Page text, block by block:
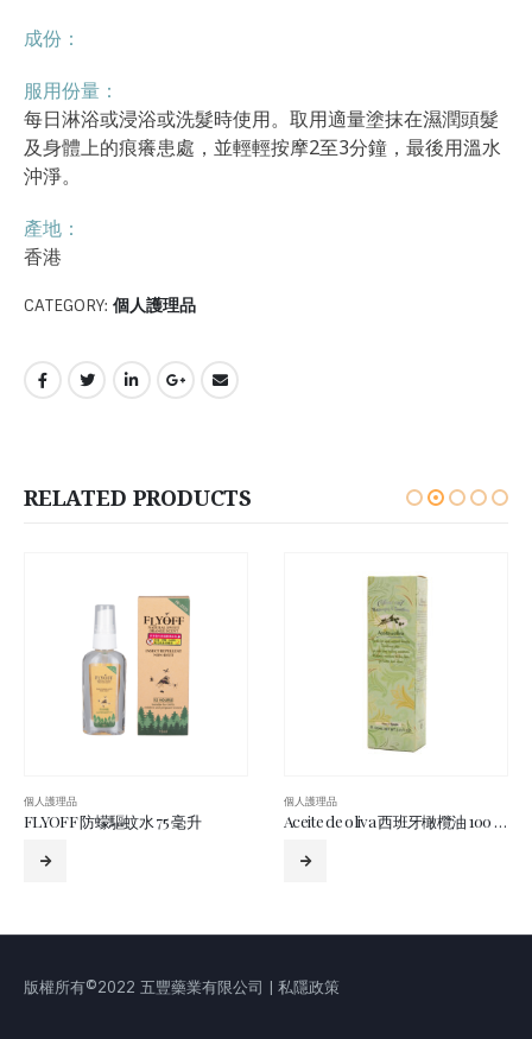
成份：
服用份量：
每日淋浴或浸浴或洗髮時使用。取用適量塗抹在濕潤頭髮
及身體上的痕癢患處，並輕輕按摩2至3分鐘，最後用溫水
沖淨。
產地：
香港
CATEGORY: 個人護理品
RELATED PRODUCTS
個人護理品
FLYOFF 防蠓驅蚊水 75 毫升
個人護理品
Aceite de oliva 西班牙橄欖油 100 毫升 (綠)
版權所有©2022 五豐藥業有限公司 | 私隱政策